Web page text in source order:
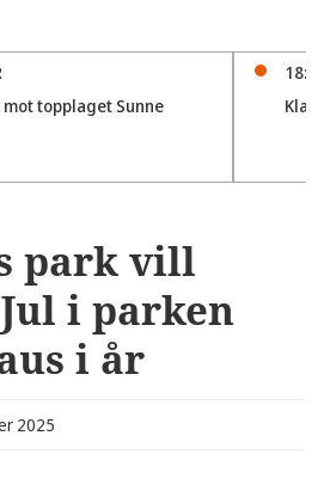
topplaget Sunne
18:56
Klar
park vill
i parken
i år
2025